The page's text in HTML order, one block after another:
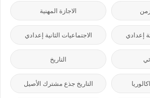
الاجازة المهنية
إعدادي الاجتماعيات الثانية إعدادي
التاريخ
التاريخ جذع مشترك الأصيل